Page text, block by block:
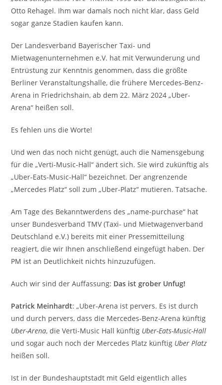
Otto Rehagel. Ihm war damals noch nicht klar, dass Geld
sogar ganze Stadien kaufen kann.
Der Landesverband Bayerischer Taxi- und
Mietwagenunternehmen e.V. hat mit Verwunderung und
Entrüstung zur Kenntnis genommen, dass die größte
Berliner Veranstaltungshalle, die frühere Mercedes-Benz-
Arena in Friedrichshain, ab dem 22. März 2024 „Uber-
Arena“ heißen soll.
Es fehlen uns die Worte!
Und wen das noch nicht genügt, auch die Namensgebung
für die „Verti-Music-Hall“ ändert sich. Sie wird zukünftig als
„Uber-Eats-Music-Hall“ bezeichnet. Der angrenzende
„Mercedes Platz“ soll zum „Uber-Platz“ mutieren. Tatsache.
Am Tage des Bekanntwerdens des „name-purchase“ hat
unser Bundesverband TMV (Taxi- und Mietwagenverband
Deutschland e.V.) bereits mit einer Pressemitteilung
reagiert, die wir Ihnen anschließend eingefügt haben. Der
PM ist an Deutlichkeit nichts hinzuzufügen.
Auch wir sind der Auffassung: Das ist grober Unfug!
Patrick Meinhardt: „Uber-Arena ist pervers. Es ist durch
und durch pervers, dass die Mercedes-Benz-Arena künftig
Uber-Arena, die Verti-Music Hall künftig Uber-Eats-Music-Hall
und sogar auch noch der Mercedes Platz künftig Uber Platz
heißen soll.
Ist in der Bundeshauptstadt mit Geld eigentlich alles